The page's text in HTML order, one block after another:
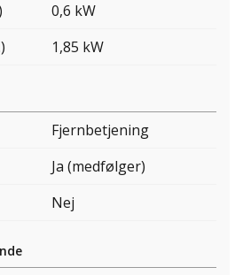
0,6 kW
1,85 kW
Fjernbetjening
Ja (medfølger)
Nej